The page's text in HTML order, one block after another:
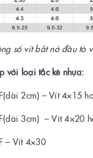
số vít bắt nở đầu tô
với loại tắc kê nhựa:
2cm) – Vít 4×15
3cm) – Vít 4×20
– Vít 4×30